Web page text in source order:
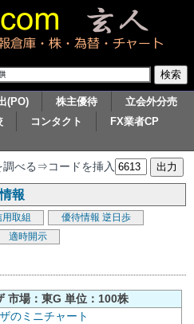
(PO) 株主優待
立会外分売
コンタクト
FX業者CP
べる⇒コードを挿入
報
用取組 優待情報 逆日歩
適時開示
市場：東G 単位：100株